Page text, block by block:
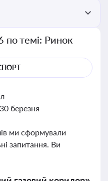
по темі: Ринок
березня
ми сформували
запитання. Ви